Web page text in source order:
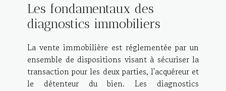
Les fondamentaux des
diagnostics immobiliers
La vente immobilière est réglementée par un
ensemble de dispositions visant à sécuriser la
transaction pour les deux parties, l'acquéreur et
le détenteur du bien. Les diagnostics